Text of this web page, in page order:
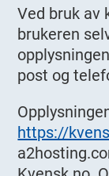
Ved bruk av
brukeren
post og
https://